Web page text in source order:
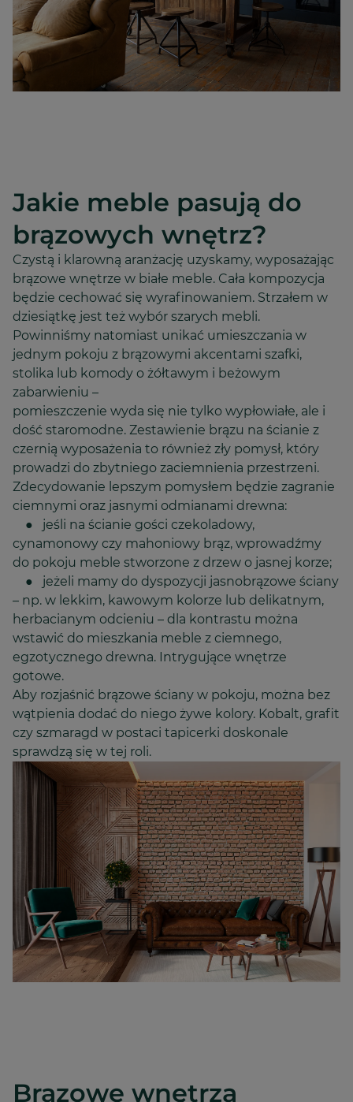
Jakie meble pasują do
brązowych wnętrz?
Czystą i klarowną aranżację uzyskamy, wyposażając
brązowe wnętrze w białe meble. Cała kompozycja
będzie cechować się wyrafinowaniem. Strzałem w
dziesiątkę jest też wybór szarych mebli.
Powinniśmy natomiast unikać umieszczania w
jednym pokoju z brązowymi akcentami szafki,
stolika lub komody o żółtawym i beżowym
zabarwieniu –
pomieszczenie wyda się nie tylko wypłowiałe, ale i
dość staromodne. Zestawienie brązu na ścianie z
czernią wyposażenia to również zły pomysł, który
prowadzi do zbytniego zaciemnienia przestrzeni.
Zdecydowanie lepszym pomysłem będzie zagranie
ciemnymi oraz jasnymi odmianami drewna:
● jeśli na ścianie gości czekoladowy,
cynamonowy czy mahoniowy brąz, wprowadźmy
do pokoju meble stworzone z drzew o jasnej korze;
● jeżeli mamy do dyspozycji jasnobrązowe ściany
– np. w lekkim, kawowym kolorze lub delikatnym,
herbacianym odcieniu – dla kontrastu można
wstawić do mieszkania meble z ciemnego,
egzotycznego drewna. Intrygujące wnętrze
gotowe.
Aby rozjaśnić brązowe ściany w pokoju, można bez
wątpienia dodać do niego żywe kolory. Kobalt, grafit
czy szmaragd w postaci tapicerki doskonale
sprawdzą się w tej roli.
Brązowe wnętrza